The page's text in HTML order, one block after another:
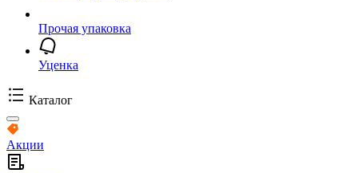
Прочая упаковка
Уценка
Каталог
Акции